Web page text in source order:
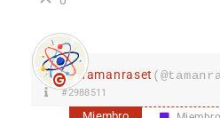
Tamanraset
#2988511
Miembro